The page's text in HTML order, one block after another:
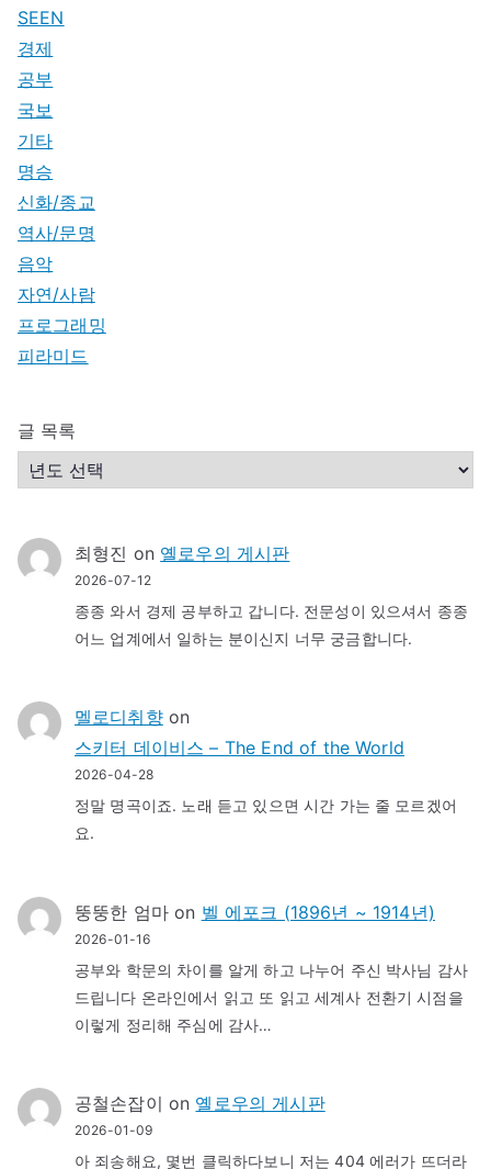
SEEN
경제
공부
국보
기타
명승
신화/종교
역사/문명
음악
자연/사람
프로그래밍
피라미드
글 목록
최형진 on 옐로우의 게시판
2026-07-12
종종 와서 경제 공부하고 갑니다. 전문성이 있으셔서 종종
어느 업계에서 일하는 분이신지 너무 궁금합니다.
멜로디취향on
스키터 데이비스 – The End of the World
2026-04-28
정말 명곡이죠. 노래 듣고 있으면 시간 가는 줄 모르겠어
요.
뚱뚱한 엄마on 벨 에포크 (1896년 ~ 1914년)
2026-01-16
공부와 학문의 차이를 알게 하고 나누어 주신 박사님 감사
드립니다 온라인에서 읽고 또 읽고 세계사 전환기 시점을
이렇게 정리해 주심에 감사…
공철손잡이 on 옐로우의 게시판
2026-01-09
아 죄송해요, 몇번 클릭하다보니 저는 404 에러가 뜨더라